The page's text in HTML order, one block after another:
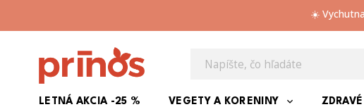
LETNÁ AKCIA -25 % VEGETY A KORENINY
☀️